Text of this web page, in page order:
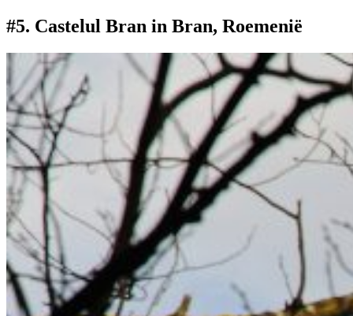
#5. Castelul Bran in Bran, Roemenië